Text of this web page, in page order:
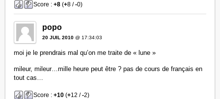
Score :+8 (+8 /-0)
popo
20 JUIL 2010 @ 17:34:03
moi je le prendrais mal qu’on me traite de « lune »
mileur, mileur…mille heure peut être ? pas de cours de français en
tout cas…
Score :+10 (+12 /-2)